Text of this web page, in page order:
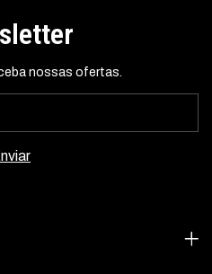
nossas ofertas.